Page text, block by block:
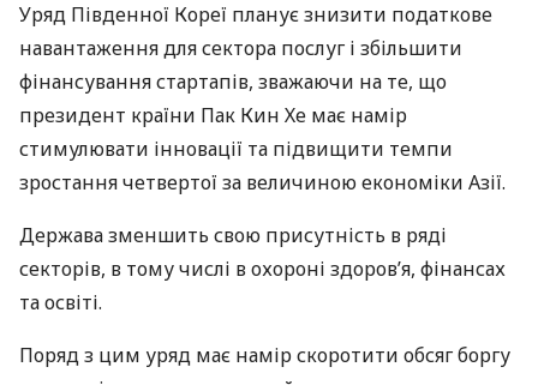
Уряд Південної Кореї планує знизити податкове
навантаження для сектора послуг і збільшити
фінансування стартапів, зважаючи на те, що
президент країни Пак Кин Хе має намір
стимулювати інновації та підвищити темпи
зростання четвертої за величиною економіки Азії.
Держава зменшить свою присутність в ряді
секторів, в тому числі в охороні здоров’я, фінансах
та освіті.
Поряд з цим уряд має намір скоротити обсяг боргу